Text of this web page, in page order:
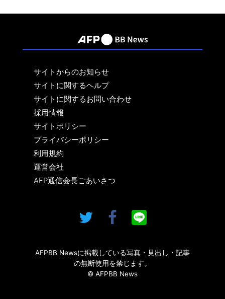
サイトからのお知らせ
サイトに関するヘルプ
サイトに関するお問い合わせ
採用情報
サイトポリシー
プライバシーポリシー
利用規約
運営会社
AFP通信会長ごあいさつ
AFPBB Newsに掲載している写真・見出し・記事
の無断使用を禁じます。
© AFPBB News